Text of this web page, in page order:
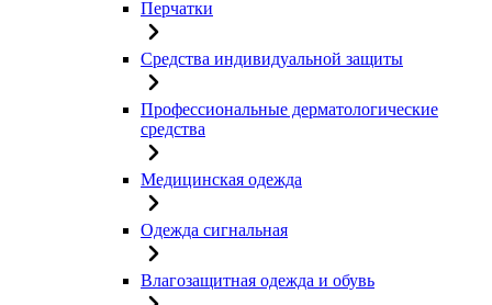
Перчатки
Средства индивидуальной защиты
Профессиональные дерматологические
средства
Медицинская одежда
Одежда сигнальная
Влагозащитная одежда и обувь